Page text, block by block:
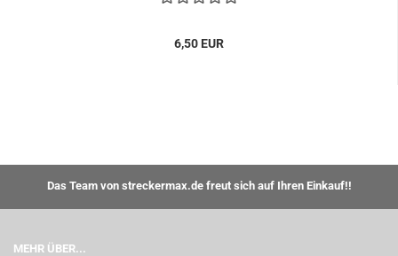
6,50 EUR
Das Team von streckermax.de freut sich auf Ihren Einkauf!!
MEHR ÜBER...